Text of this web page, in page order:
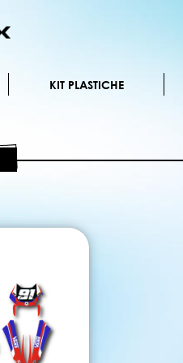
KIT PLASTICHE